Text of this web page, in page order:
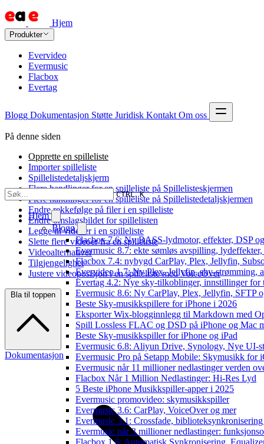
Hjem
Produkter
Evervideo
Evermusic
Flacbox
Evertag
Blogg Dokumentasjon Støtte Juridisk Kontakt Om oss
CTRL K
Hjem
Blogg
Flacbox 7.6: Ny BASS-lydmotor, effekter, DSP
Evermusic 8.7: ekte sømløs avspilling,
Flacbox 7.4: nybygd CarPlay, Plex, Jellyfin,
Evervideo 1.7: Ny Plex, Jellyfin, sky-strømming,
Evertag 4.2: Nye sky-tilkoblinger, innstillinger for
Evermusic 8.6: Ny CarPlay, Plex, Jellyfin, SFTP
Beste Sky-musikkspillere for iPhone i 2026
Eksporter Wix-blogginnlegg til Markdown med
Spill Lossless FLAC og DSD på iPhone og Mac
Beste Sky-musikkspiller for iPhone og iPad
Evermusic 6.8: Aliyun Drive, Synology, Nye UI-
Evermusic Pro på Setapp Mobile: Skymusikk for
Evermusic når 11 millioner nedlastinger verden
Flacbox Når 1 Million Nedlastinger: Hi-Res Lyd
5 Beste iPhone Musikkspiller-apper i 2025
Evermusic promovideo: skymusikkspiller
Evermusic 3.6: CarPlay, VoiceOver og mer
Evermusic 3.1: Crossfade,
Evermusic når 3 millioner nedlastinger:
Flacbox 1.6: Automatisk Synkronisering,
På denne siden
Opprette en spilleliste
Importer spilleliste
Spillelistedetaljskjerm
Flere handlinger for en spilleliste på Spillelisteskjermen
Flere handlinger for en spilleliste på Spillelistedetaljskjermen
Endre rekkefølge på filer i en spilleliste
Endre omslagsbildet for spillelisten
Legge til videoer i en spilleliste
Slette flere videoer fra en spilleliste
Videoalternativer
Tilgjengelighet
Justere videoposisjon i en spilleliste med VoiceOver
Bla til toppen
Dokumentasjon